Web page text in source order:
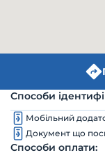
Способи
Мобільний
Документ що
Способи оплати: